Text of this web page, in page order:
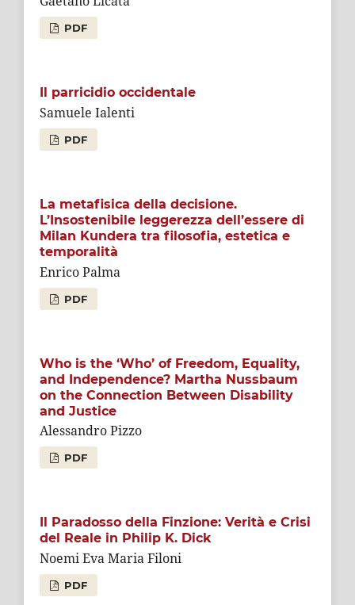
PDF
Il parricidio occidentale
Samuele Ialenti
PDF
La metafisica della decisione.
L’Insostenibile leggerezza dell’essere di
Milan Kundera tra filosofia, estetica e
temporalità
Enrico Palma
PDF
Who is the ‘Who’ of Freedom, Equality,
and Independence? Martha Nussbaum
on the Connection Between Disability
and Justice
Alessandro Pizzo
PDF
Il Paradosso della Finzione: Verità e Crisi
del Reale in Philip K. Dick
Noemi Eva Maria Filoni
PDF